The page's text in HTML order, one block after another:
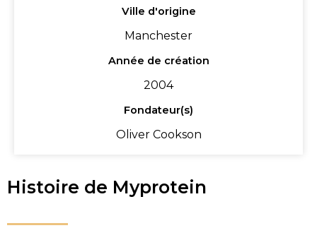
Ville d'origine
Manchester
Année de création
2004
Fondateur(s)
Oliver Cookson
Histoire de Myprotein